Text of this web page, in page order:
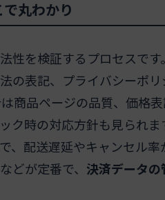
丸わかり
性を検証するプロセスで
の表記、プライバシーポ
商品ページの品質、価格
ク時の対応方針も見られ
、配送遅延やキャンセル
どが定番で、 決済データの